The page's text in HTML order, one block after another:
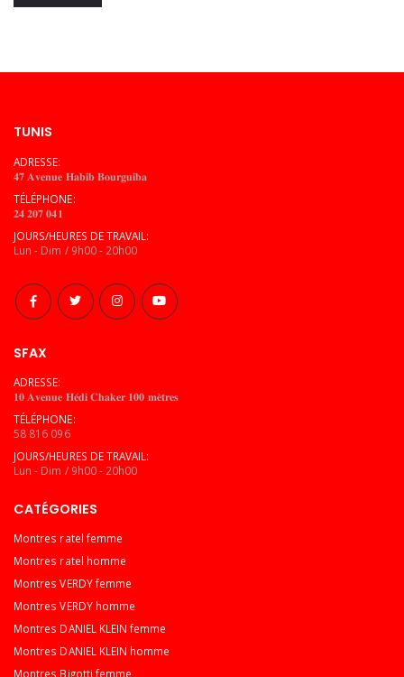
TUNIS
ADRESSE:
𝟒𝟕 𝐀𝐯𝐞𝐧𝐮𝐞 𝐇𝐚𝐛𝐢𝐛 𝐁𝐨𝐮𝐫𝐠𝐮𝐢𝐛𝐚
TÉLÉPHONE:
𝟐𝟒 𝟐𝟎𝟕 𝟎𝟒𝟏
JOURS/HEURES DE TRAVAIL:
Lun - Dim / 9h00 - 20h00
SFAX
ADRESSE:
𝟏𝟎 𝐀𝐯𝐞𝐧𝐮𝐞 𝐇𝐞́𝐝𝐢 𝐂𝐡𝐚𝐤𝐞𝐫 𝟏𝟎𝟎 𝐦𝐞̀𝐭𝐫𝐞𝐬
TÉLÉPHONE:
58 816 096
JOURS/HEURES DE TRAVAIL:
Lun - Dim / 9h00 - 20h00
CATÉGORIES
Montres ratel femme
Montres ratel homme
Montres VERDY femme
Montres VERDY homme
Montres DANIEL KLEIN femme
Montres DANIEL KLEIN homme
Montres Bigotti femme